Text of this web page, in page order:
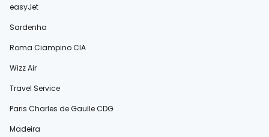
easyJet
Sardenha
Roma Ciampino CIA
Wizz Air
Travel Service
Paris Charles de Gaulle CDG
Madeira